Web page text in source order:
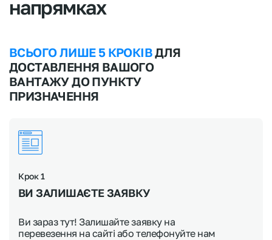
напрямках
ВСЬОГО ЛИШЕ 5 КРОКІВДЛЯ
ДОСТАВЛЕННЯ ВАШОГО
ВАНТАЖУ ДО ПУНКТУ
ПРИЗНАЧЕННЯ
Крок 1
ВИ ЗАЛИШАЄТЕ ЗАЯВКУ
Ви зараз тут! Залишайте заявку на
перевезення на сайті або телефонуйте нам